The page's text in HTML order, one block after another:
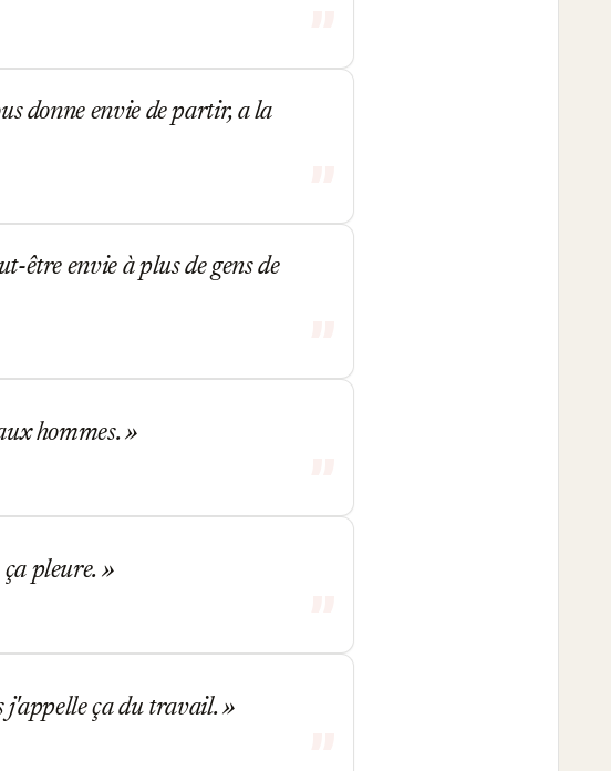
donne envie de partir, a la
être envie à plus de gens de
hommes.
pleure.
j'appelle ça du travail.